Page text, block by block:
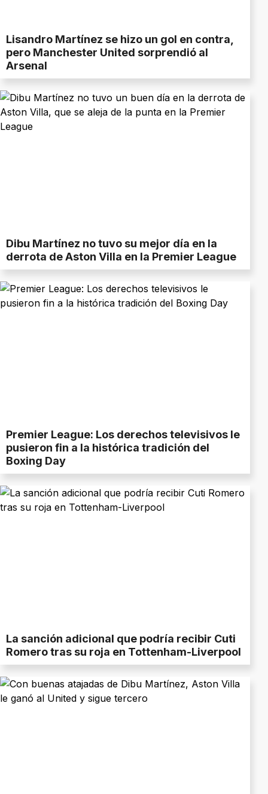
Lisandro Martínez se hizo un gol en contra,
pero Manchester United sorprendió al
Arsenal
Dibu Martínez no tuvo su mejor día en la
derrota de Aston Villa en la Premier League
Premier League: Los derechos televisivos le
pusieron fin a la histórica tradición del
Boxing Day
La sanción adicional que podría recibir Cuti
Romero tras su roja en Tottenham-Liverpool